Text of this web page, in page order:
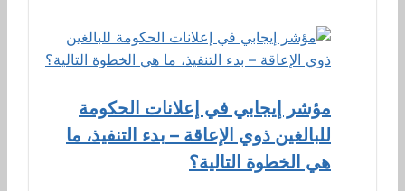
مؤشر إيجابي في إعلانات الحكومة
للبالغين ذوي الإعاقة – بدء التنفيذ، ما
هي الخطوة التالية؟